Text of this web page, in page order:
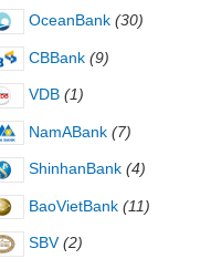
OceanBank (30)
CBBank (9)
VDB (1)
NamABank (7)
ShinhanBank (4)
BaoVietBank (11)
SBV (2)